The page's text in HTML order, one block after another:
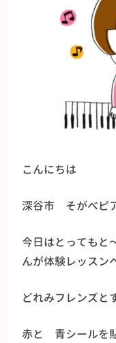
こんにちは
深谷市 そがべピ
今日はとっても
んが体験レッスン
どれみフレンズと
赤と 青シールを